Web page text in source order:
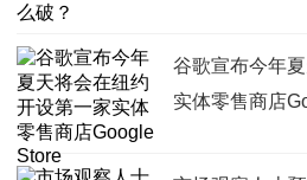
谷歌宣布今年
实体零售商店